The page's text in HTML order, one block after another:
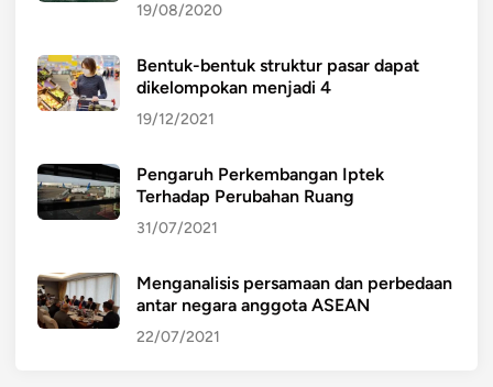
19/08/2020
Bentuk-bentuk struktur pasar dapat
dikelompokan menjadi 4
19/12/2021
Pengaruh Perkembangan Iptek
Terhadap Perubahan Ruang
31/07/2021
Menganalisis persamaan dan perbedaan
antar negara anggota ASEAN
22/07/2021